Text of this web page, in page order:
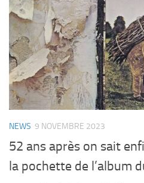
NEWS 9 NOVEMBRE 2023
52 ans après on sait
la pochette de l’album